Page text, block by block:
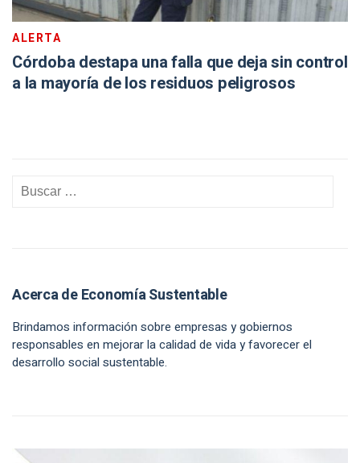
ALERTA
Córdoba destapa una falla que deja sin control
a la mayoría de los residuos peligrosos
Acerca de Economía Sustentable
Brindamos información sobre empresas y gobiernos
responsables en mejorar la calidad de vida y favorecer el
desarrollo social sustentable.